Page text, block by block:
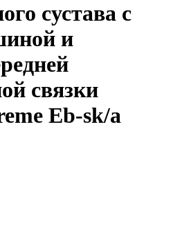
сустава с
и
связки
Eb-sk/a